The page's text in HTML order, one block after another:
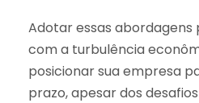
Adotar essas
com a turbulência
posicionar sua empresa
prazo, apesar dos